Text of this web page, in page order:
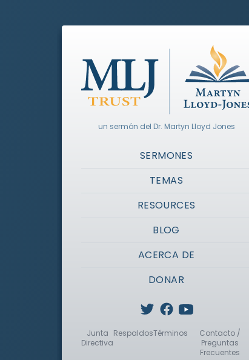
un sermón del Dr. Martyn Lloyd Jones
SERMONES
TEMAS
RESOURCES
BLOG
ACERCA DE
DONAR
Junta
Directiva
RespaldosTérminos
Contacto /
Preguntas
Frecuentes